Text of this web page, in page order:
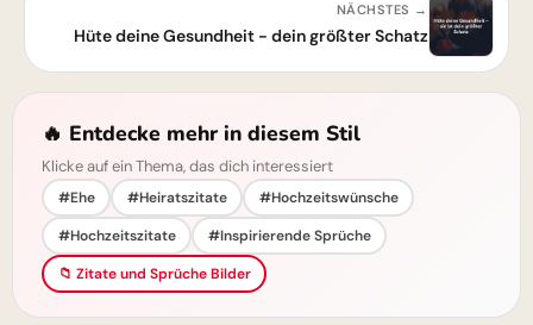
NÄCHSTES →
Hüte deine Gesundheit - dein größter Schatz
🔥 Entdecke mehr in diesem Stil
Klicke auf ein Thema, das dich interessiert
#Ehe #Heiratszitate
#Hochzeitswünsche
#Hochzeitszitate
#Inspirierende Sprüche
📁 Zitate und Sprüche Bilder